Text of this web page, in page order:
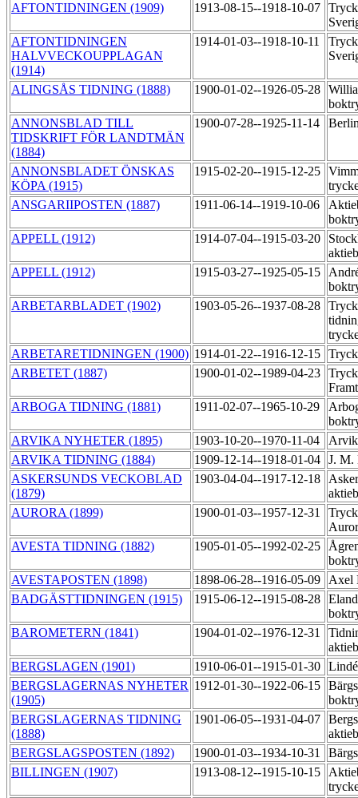
AFTONTIDNINGEN (1909) 1913-08-15--1918-10-07
AFTONTIDNINGEN
HALVVECKOUPPLAGAN
(1914)
1914-01-03--1918-10-11
ALINGSÅS TIDNING (1888) 1900-01-02--1926-05-28
ANNONSBLAD TILL
TIDSKRIFT FÖR LANDTMÄN
(1884)
1900-07-28--1925-11-14
ANNONSBLADET ÖNSKAS
KÖPA (1915)
1915-02-20--1915-12-25
ANSGARIIPOSTEN (1887)
1911-06-14--1919-10-06
APPELL (1912)
1914-07-04--1915-03-20
APPELL (1912)
1915-03-27--1925-05-15
ARBETARBLADET (1902)
1903-05-26--1937-08-28
ARBETARETIDNINGEN (1900) 1914-01-22--1916-12-15
ARBETET (1887)
1900-01-02--1989-04-23
ARBOGA TIDNING (1881)
1911-02-07--1965-10-29
ARVIKA NYHETER (1895)
1903-10-20--1970-11-04
ARVIKA TIDNING (1884)
1909-12-14--1918-01-04 J. M.
ASKERSUNDS VECKOBLAD
(1879)
1903-04-04--1917-12-18
AURORA (1899)
1900-01-03--1957-12-31
AVESTA TIDNING (1882)
1905-01-05--1992-02-25
AVESTAPOSTEN (1898)
1898-06-28--1916-05-09
Axel
BADGÄSTTIDNINGEN (1915)
1915-06-12--1915-08-28
BAROMETERN (1841)
1904-01-02--1976-12-31
BERGSLAGEN (1901)
1910-06-01--1915-01-30
BERGSLAGERNAS NYHETER
(1905)
1912-01-30--1922-06-15
BERGSLAGERNAS TIDNING
(1888)
1901-06-05--1931-04-07
BERGSLAGSPOSTEN (1892)
1900-01-03--1934-10-31
BILLINGEN (1907)
1913-08-12--1915-10-15